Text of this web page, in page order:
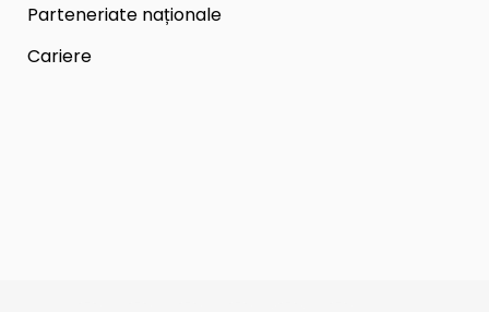
Parteneriate naționale
Cariere